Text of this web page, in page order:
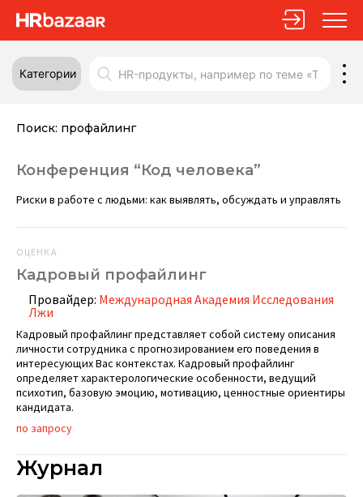
Категории
Поиск: профайлинг
Конференция “Код человека”
Риски в работе с людьми: как выявлять, обсуждать и управлять
ОЦЕНКА
Кадровый профайлинг
Провайдер: Международная Академия Исследования
Лжи
Кадровый профайлинг представляет собой систему описания
личности сотрудника с прогнозированием его поведения в
интересующих Вас контекстах. Кадровый профайлинг
определяет характерологические особенности, ведущий
психотип, базовую эмоцию, мотивацию, ценностные ориентиры
кандидата.
по запросу
Журнал